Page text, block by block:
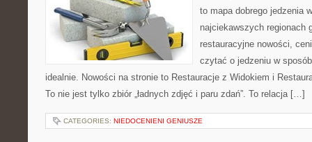
to mapa dobrego jedzenia
najciekawszych regionach
restauracyjne nowości,
czytać o jedzeniu w
idealnie. Nowości na stronie to Restauracje z Widokiem i
To nie jest tylko zbiór „ładnych zdjęć i paru zdań”. To relacja […]
CATEGORIES: NIEDOCENIENI GENIUSZE